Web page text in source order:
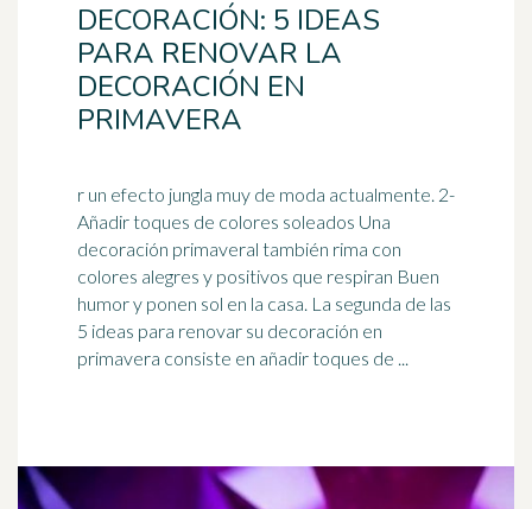
DECORACIÓN: 5 IDEAS
PARA RENOVAR LA
DECORACIÓN EN
PRIMAVERA
r un efecto jungla muy de moda actualmente. 2-
Añadir toques de colores soleados Una
decoración primaveral también rima con
colores alegres y positivos que respiran Buen
humor y ponen sol en la casa. La segunda de las
5 ideas para renovar su decoración en
primavera consiste en añadir toques de ...